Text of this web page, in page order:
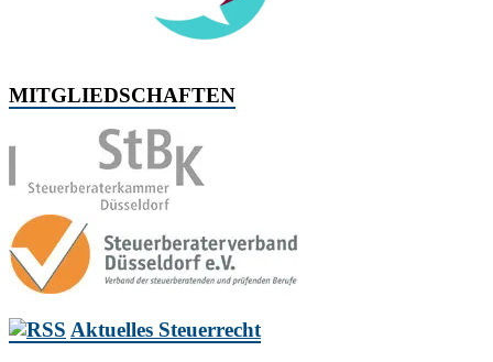
MITGLIEDSCHAFTEN
Aktuelles Steuerrecht